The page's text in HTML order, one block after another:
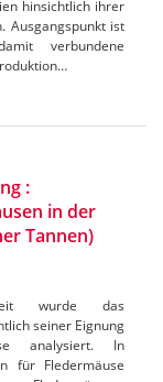
hinsichtlich ihrer
Ausgangspunkt ist
verbundene
:
in der
Tannen)
wurde das
seiner Eignung
analysiert. In
für Fledermäuse